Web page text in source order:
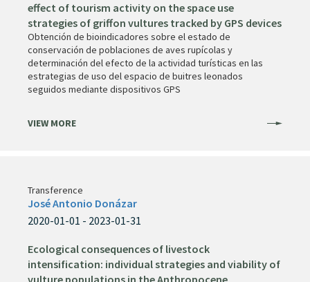
effect of tourism activity on the space use
strategies of griffon vultures tracked by GPS devices
Obtención de bioindicadores sobre el estado de
conservación de poblaciones de aves rupícolas y
determinación del efecto de la actividad turísticas en las
estrategias de uso del espacio de buitres leonados
seguidos mediante dispositivos GPS
VIEW MORE
Transference
José Antonio Donázar
2020-01-01 - 2023-01-31
Ecological consequences of livestock
intensification: individual strategies and viability of
vulture populations in the Anthropocene